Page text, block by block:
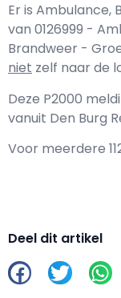
Er is
van 0126999 -
Brandweer -
niet zelf naar de
Deze P2000
vanuit Den Burg
Voor meerdere
Deel dit artikel